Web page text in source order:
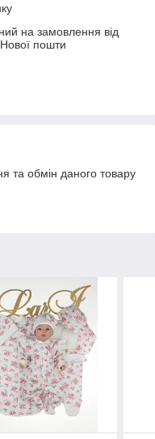
на замовлення від
пошти
та обмін даного товару